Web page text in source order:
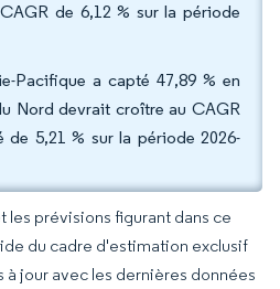
de 6,12 % sur la période
Pacifique a capté 47,89 % en
Nord devrait croître au CAGR
de 5,21 % sur la période 2026-
les prévisions figurant dans ce
du cadre d'estimation exclusif
jour avec les dernières données